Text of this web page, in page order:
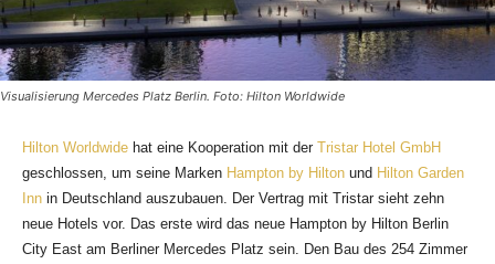
Visualisierung Mercedes Platz Berlin. Foto: Hilton Worldwide
Hilton Worldwide hat eine Kooperation mit der Tristar Hotel GmbH
geschlossen, um seine Marken Hampton by Hilton und Hilton Garden
Inn in Deutschland auszubauen. Der Vertrag mit Tristar sieht zehn
neue Hotels vor. Das erste wird das neue Hampton by Hilton Berlin
City East am Berliner Mercedes Platz sein. Den Bau des 254 Zimmer